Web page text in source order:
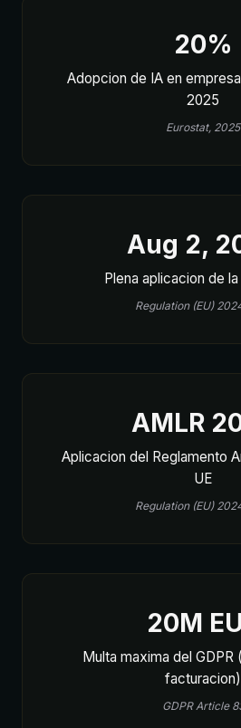
20%
Adopcion de IA en
2025
Eurostat, 2025
Aug 2,
Plena aplicacion de
Regulation (EU)
AMLR
Aplicacion del Reglamento
UE
Regulation (EU)
20M
Multa maxima del GDPR
facturacion)
GDPR Article